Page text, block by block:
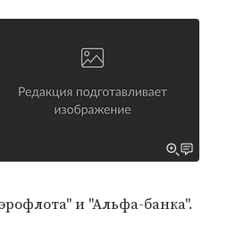
и "Альфа-банка".